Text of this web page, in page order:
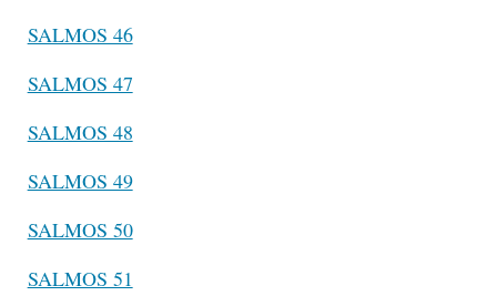
SALMOS 46
SALMOS 47
SALMOS 48
SALMOS 49
SALMOS 50
SALMOS 51